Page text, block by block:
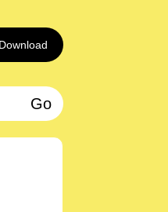
Download
Go